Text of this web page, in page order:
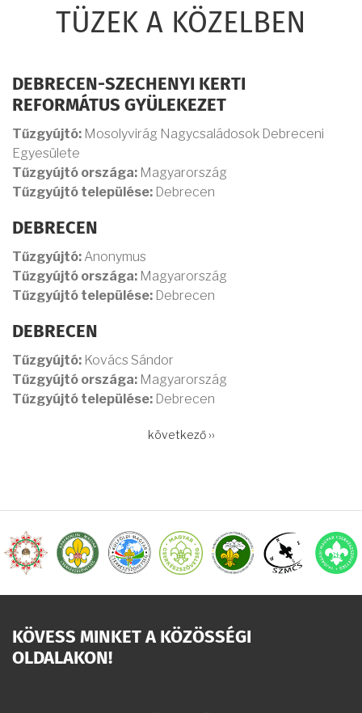
TÜZEK A KÖZELBEN
DEBRECEN-SZECHENYI KERTI
REFORMÁTUS GYÜLEKEZET
Tűzgyújtó: Mosolyvirág Nagycsaládosok Debreceni
Egyesülete
Tűzgyújtó országa: Magyarország
Tűzgyújtó települése: Debrecen
DEBRECEN
Tűzgyújtó: Anonymus
Tűzgyújtó országa: Magyarország
Tűzgyújtó települése: Debrecen
DEBRECEN
Tűzgyújtó: Kovács Sándor
Tűzgyújtó országa: Magyarország
Tűzgyújtó települése: Debrecen
Következő
következő ››
KÖVESS MINKET A KÖZÖSSÉGI
OLDALAKON!